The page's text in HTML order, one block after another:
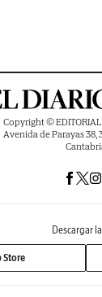
Copyright © EDITORIAL
Avenida de Parayas 38,
Descargar
Store